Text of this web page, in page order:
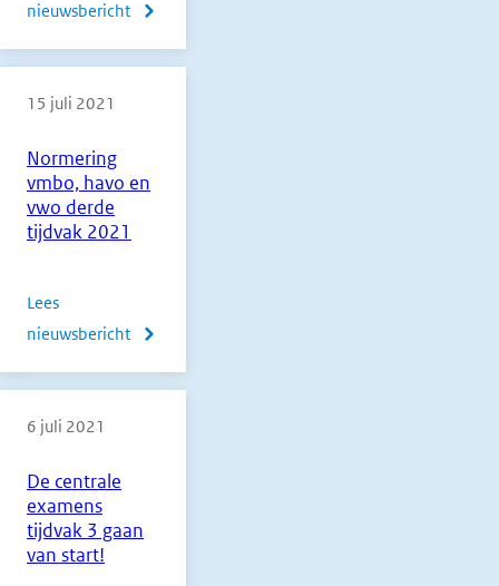
nieuwsbericht
over
Normering
vmbo, havo en
vwo derde
tijdvak 2021
15 juli 2021
Lees
nieuwsbericht
over
De centrale
examens
tijdvak 3 gaan
van start!
6 juli 2021